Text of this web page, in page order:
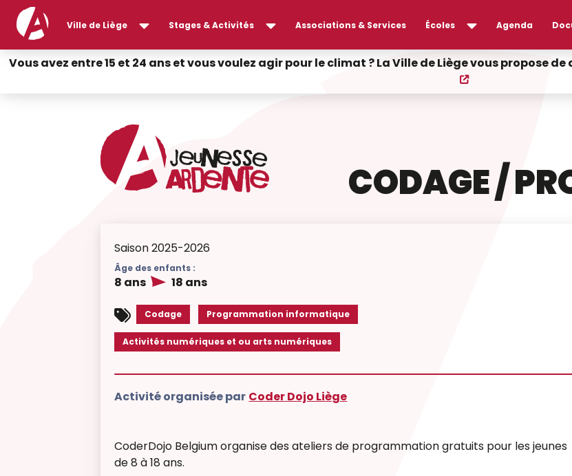
Ville de Liège Stages & Activités Associations & Services Écoles Agenda
Vous avez entre 15 et 24 ans et vous voulez agir pour le climat ? La Ville de Liège vous propose
CODAGE /
Saison 2025-2026
Âge des enfants :
8 ans 18 ans
Codage Programmation informatique
Activités numériques et ou arts numériques
Activité organisée par Coder Dojo Liège
CoderDojo Belgium organise des ateliers de programmation gratuits pour les jeunes
de 8 à 18 ans.